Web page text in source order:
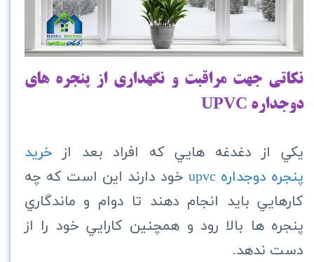
نكاتي جهت مراقبت و نگهداري از پنجره هاي
دوجداره UPVC
يكي از دغدغه هايي كه افراد بعد از خريد
پنجره دوجداره upvc
خود دارند اين است كه چه
كارهايي بايد انجام دهند تا دوام و ماندگاري
پنجره ها بالا رود و همچنين كارايي خود را از
دست ندهد.